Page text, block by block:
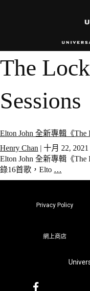
The
Sessions
Elton John 全新專輯《The
Henry Chan | 十月 22, 2021
Elton John 全新專輯《
錄16首歌，Elto …
Privacy Policy
網上商店